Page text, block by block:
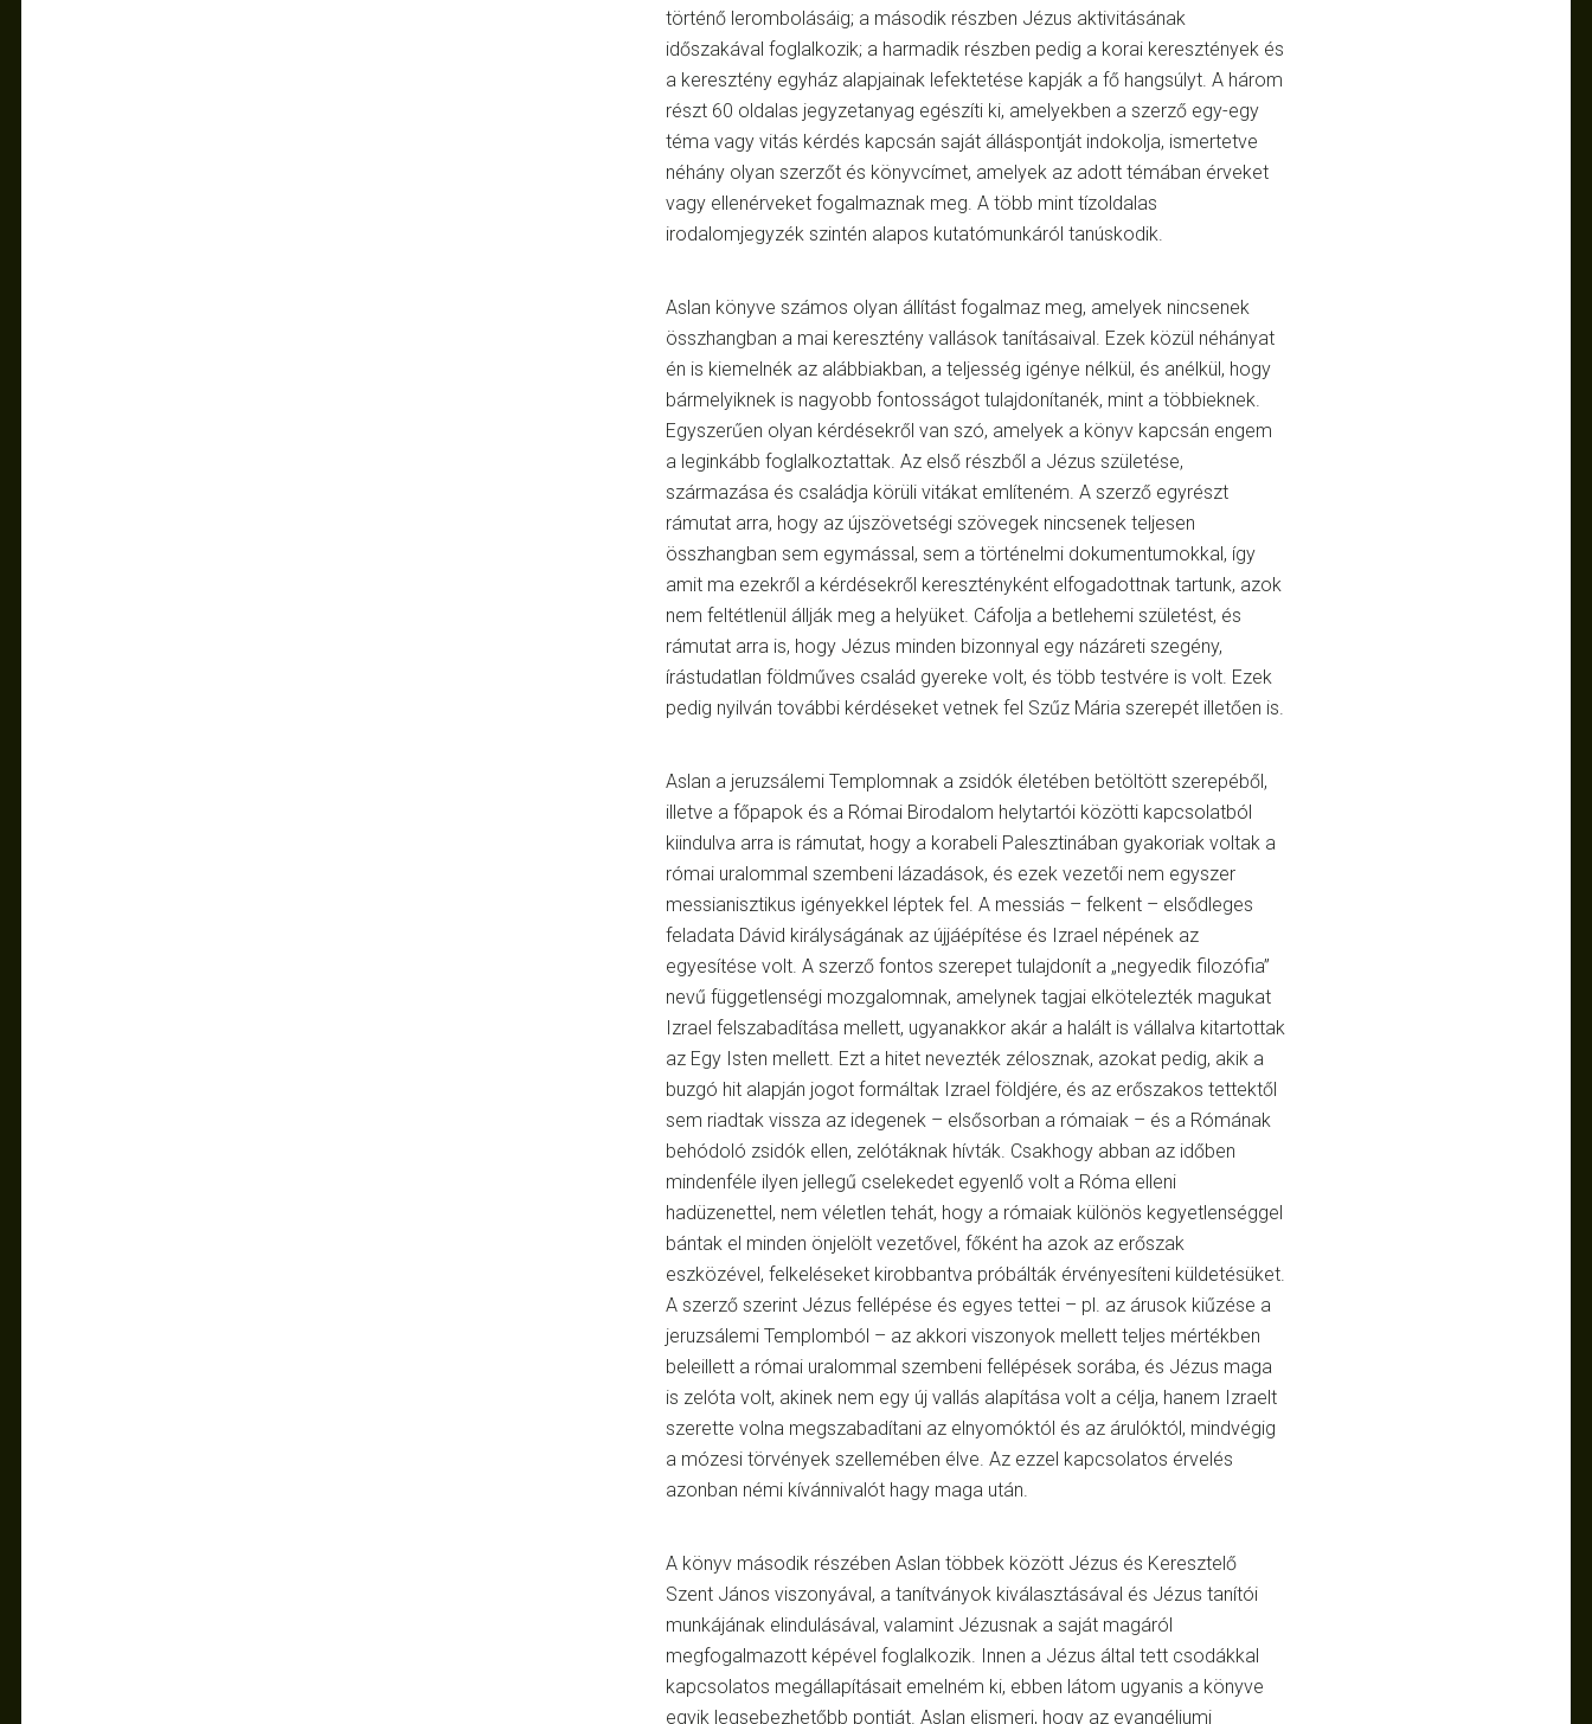
történő lerombolásáig; a második részben Jézus aktivitásának
időszakával foglalkozik; a harmadik részben pedig a korai keresztények és
a keresztény egyház alapjainak lefektetése kapják a fő hangsúlyt. A három
részt 60 oldalas jegyzetanyag egészíti ki, amelyekben a szerző egy-egy
téma vagy vitás kérdés kapcsán saját álláspontját indokolja, ismertetve
néhány olyan szerzőt és könyvcímet, amelyek az adott témában érveket
vagy ellenérveket fogalmaznak meg. A több mint tízoldalas
irodalomjegyzék szintén alapos kutatómunkáról tanúskodik.
Aslan könyve számos olyan állítást fogalmaz meg, amelyek nincsenek
összhangban a mai keresztény vallások tanításaival. Ezek közül néhányat
én is kiemelnék az alábbiakban, a teljesség igénye nélkül, és anélkül, hogy
bármelyiknek is nagyobb fontosságot tulajdonítanék, mint a többieknek.
Egyszerűen olyan kérdésekről van szó, amelyek a könyv kapcsán engem
a leginkább foglalkoztattak. Az első részből a Jézus születése,
származása és családja körüli vitákat említeném. A szerző egyrészt
rámutat arra, hogy az újszövetségi szövegek nincsenek teljesen
összhangban sem egymással, sem a történelmi dokumentumokkal, így
amit ma ezekről a kérdésekről keresztényként elfogadottnak tartunk, azok
nem feltétlenül állják meg a helyüket. Cáfolja a betlehemi születést, és
rámutat arra is, hogy Jézus minden bizonnyal egy názáreti szegény,
írástudatlan földműves család gyereke volt, és több testvére is volt. Ezek
pedig nyilván további kérdéseket vetnek fel Szűz Mária szerepét illetően is.
Aslan a jeruzsálemi Templomnak a zsidók életében betöltött szerepéből,
illetve a főpapok és a Római Birodalom helytartói közötti kapcsolatból
kiindulva arra is rámutat, hogy a korabeli Palesztinában gyakoriak voltak a
római uralommal szembeni lázadások, és ezek vezetői nem egyszer
messianisztikus igényekkel léptek fel. A messiás – felkent – elsődleges
feladata Dávid királyságának az újjáépítése és Izrael népének az
egyesítése volt. A szerző fontos szerepet tulajdonít a „negyedik filozófia”
nevű függetlenségi mozgalomnak, amelynek tagjai elkötelezték magukat
Izrael felszabadítása mellett, ugyanakkor akár a halált is vállalva kitartottak
az Egy Isten mellett. Ezt a hitet nevezték zélosznak, azokat pedig, akik a
buzgó hit alapján jogot formáltak Izrael földjére, és az erőszakos tettektől
sem riadtak vissza az idegenek – elsősorban a rómaiak – és a Rómának
behódoló zsidók ellen, zelótáknak hívták. Csakhogy abban az időben
mindenféle ilyen jellegű cselekedet egyenlő volt a Róma elleni
hadüzenettel, nem véletlen tehát, hogy a rómaiak különös kegyetlenséggel
bántak el minden önjelölt vezetővel, főként ha azok az erőszak
eszközével, felkeléseket kirobbantva próbálták érvényesíteni küldetésüket.
A szerző szerint Jézus fellépése és egyes tettei – pl. az árusok kiűzése a
jeruzsálemi Templomból – az akkori viszonyok mellett teljes mértékben
beleillett a római uralommal szembeni fellépések sorába, és Jézus maga
is zelóta volt, akinek nem egy új vallás alapítása volt a célja, hanem Izraelt
szerette volna megszabadítani az elnyomóktól és az árulóktól, mindvégig
a mózesi törvények szellemében élve. Az ezzel kapcsolatos érvelés
azonban némi kívánnivalót hagy maga után.
A könyv második részében Aslan többek között Jézus és Keresztelő
Szent János viszonyával, a tanítványok kiválasztásával és Jézus tanítói
munkájának elindulásával, valamint Jézusnak a saját magáról
megfogalmazott képével foglalkozik. Innen a Jézus által tett csodákkal
kapcsolatos megállapításait emelném ki, ebben látom ugyanis a könyve
egyik legsebezhetőbb pontját. Aslan elismeri, hogy az evangéliumi